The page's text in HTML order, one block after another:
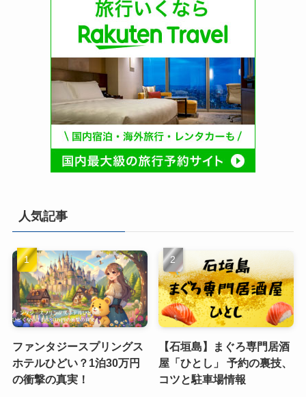
人気記事
ファンタジースプリングス
ホテルひどい？1泊30万円
の衝撃の真実！
【石垣島】まぐろ専門居酒
屋「ひとし」 予約の裏技、
コツと駐車場情報